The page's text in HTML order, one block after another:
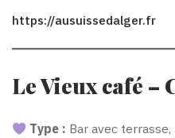
https://ausuissedalger.fr
Le Vieux café –
Type : Bar avec